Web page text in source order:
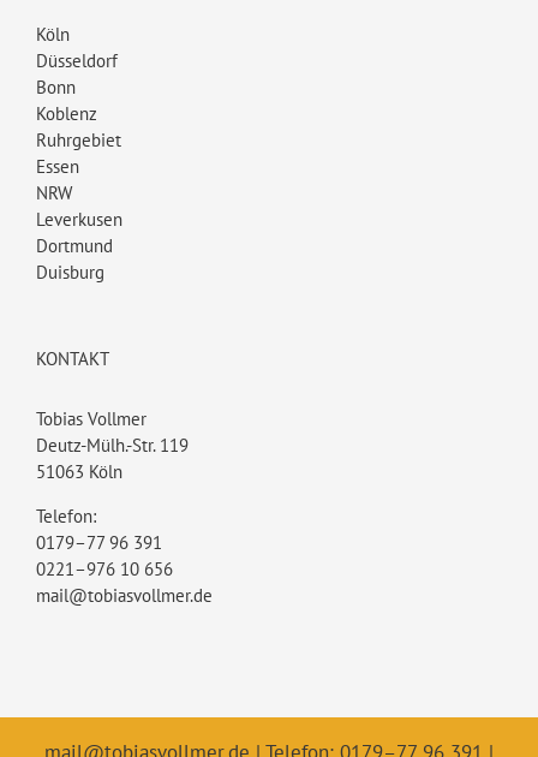
Köln
Düsseldorf
Bonn
Koblenz
Ruhrgebiet
Essen
NRW
Leverkusen
Dortmund
Duisburg
KONTAKT
Tobias Vollmer
Deutz-Mülh.-Str. 119
51063 Köln
Telefon:
0179–77 96 391
0221–976 10 656
mail@tobiasvollmer.de